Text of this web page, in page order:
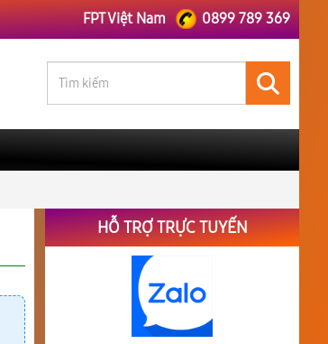
FPT Việt Nam 0899 789 369
HỖ TRỢ TRỰC TUYẾN